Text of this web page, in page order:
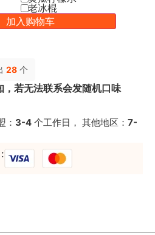
老冰棍
加入购物车
28 个
，若无法联系会发随机口味
： 3-4 个工作日， 其他地区：7-